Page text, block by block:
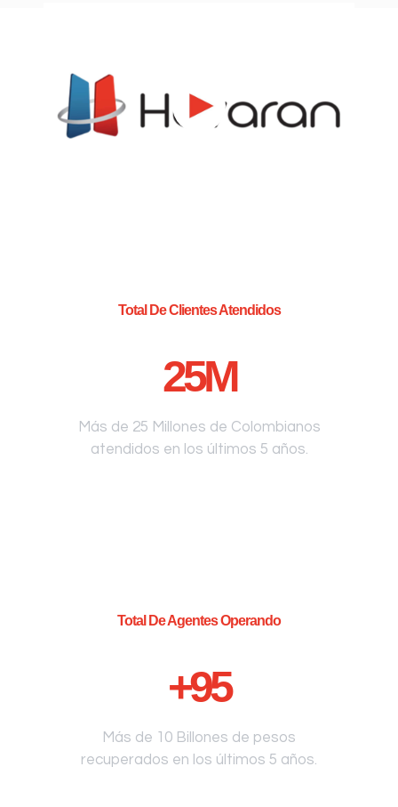
Total De Clientes Atendidos
25M
Más de 25 Millones de Colombianos
atendidos en los últimos 5 años.
Total De Agentes Operando
+95
Más de 10 Billones de pesos
recuperados en los últimos 5 años.